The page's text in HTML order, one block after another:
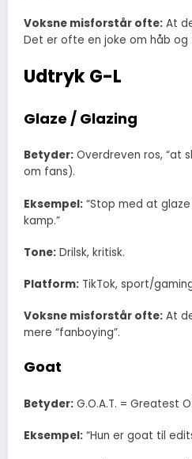
Voksne misforstår ofte: At
Det er ofte en joke om håb og
Udtryk G-L
Glaze / Glazing
Betyder: Overdreven ros, “at
om fans).
Eksempel: “Stop med at
kamp.”
Tone: Drilsk, kritisk.
Platform: TikTok, sport/
Voksne misforstår ofte: At
mere “fanboying”.
Goat
Betyder: G.O.A.T. = Greatest
Eksempel: “Hun er goat til